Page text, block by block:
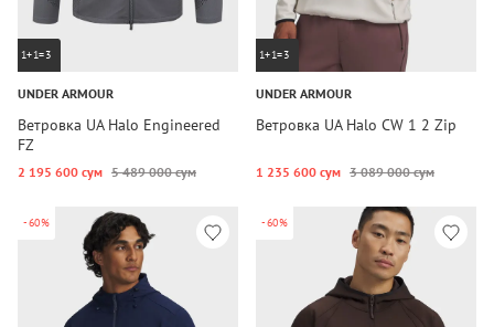
1+1=3
UNDER ARMOUR
Ветровка UA Halo Engineered
FZ
2 195 600 сум 5 489 000 сум
1+1=3
UNDER ARMOUR
Ветровка UA Halo CW 1 2 Zip
1 235 600 сум 3 089 000 сум
-60% -60%